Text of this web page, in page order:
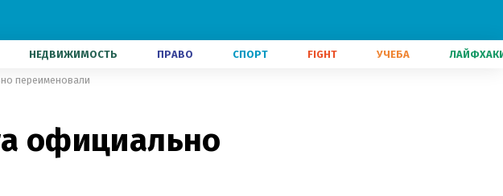
НЕДВИЖИМОСТЬ ПРАВО СПОРТ FIGHT УЧЕБА
переименовали
официально